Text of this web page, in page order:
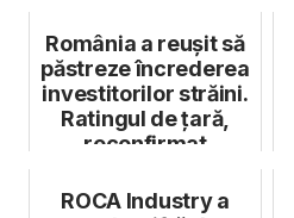
România a reușit să
păstreze încrederea
investitorilor străini.
Ratingul de țară,
reconfirmat
ROCA Industry a